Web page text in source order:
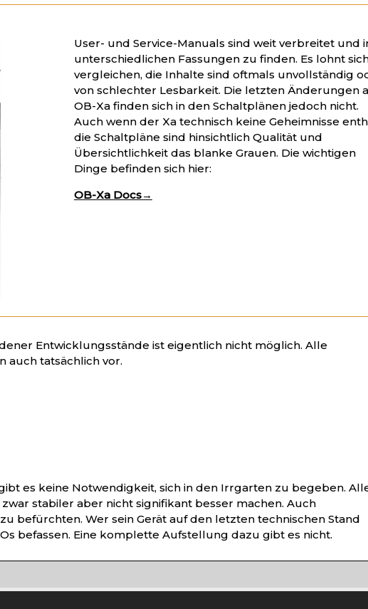
User- und Service-Manuals sind weit verbreitet und
unterschiedlichen Fassungen zu finden. Es lohnt
vergleichen, die Inhalte sind oftmals unvollständig
von schlechter Lesbarkeit. Die letzten Änderungen
OB-Xa finden sich in den Schaltplänen jedoch nicht.
Auch wenn der Xa technisch keine Geheimnisse
die Schaltpläne sind hinsichtlich Qualität und
Übersichtlichkeit das blanke Grauen. Die wichtigen
Dinge befinden sich hier:
OB-Xa Docs→
Entwicklungsstände ist eigentlich nicht möglich. Alle
auch tatsächlich vor.
es keine Notwendigkeit, sich in den Irrgarten zu begeben.
stabiler aber nicht signifikant besser machen. Auch
befürchten. Wer sein Gerät auf den letzten technischen Stand
befassen. Eine komplette Aufstellung dazu gibt es nicht.